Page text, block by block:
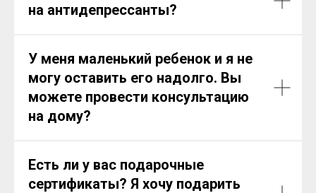
на антидепрессанты?
У меня маленький ребенок и я не
могу оставить его надолго. Вы
можете провести консультацию
на дому?
Есть ли у вас подарочные
сертификаты? Я хочу подарить